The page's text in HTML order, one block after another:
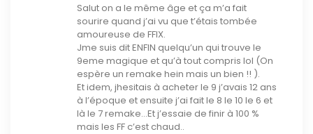
Salut on a le même âge et ça m’a fait
sourire quand j’ai vu que t’étais tombée
amoureuse de FFIX.
Jme suis dit ENFIN quelqu’un qui trouve le
9eme magique et qu’à tout compris lol (On
espère un remake hein mais un bien !! ).
Et idem, jhesitais à acheter le 9 j’avais 12 ans
à l’époque et ensuite j’ai fait le 8 le 10 le 6 et
là le 7 remake…Et j’essaie de finir à 100 %
mais les FF c’est chaud..